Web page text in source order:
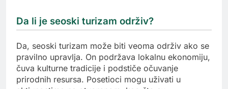
Da li je seoski turizam održiv?
Da, seoski turizam može biti veoma održiv ako se
pravilno upravlja. On podržava lokalnu ekonomiju,
čuva kulturne tradicije i podstiče očuvanje
prirodnih resursa. Posetioci mogu uživati u